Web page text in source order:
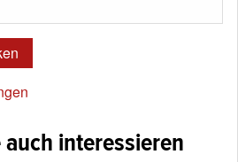
interessieren